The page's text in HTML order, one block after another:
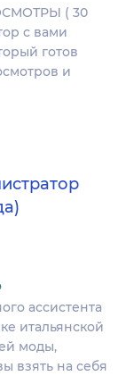
( 30
с вами
готов
и
ассистента
итальянской
моды,
взять на себя